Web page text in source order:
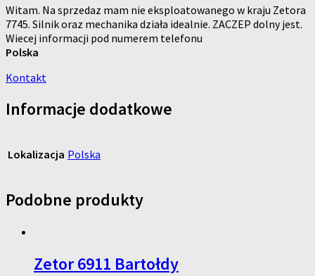
Witam. Na sprzedaz mam nie eksploatowanego w kraju Zetora
7745. Silnik oraz mechanika działa idealnie. ZACZEP dolny jest.
Wiecej informacji pod numerem telefonu
Polska
Kontakt
Informacje dodatkowe
Lokalizacja Polska
Podobne produkty
Zetor 6911 Bartołdy